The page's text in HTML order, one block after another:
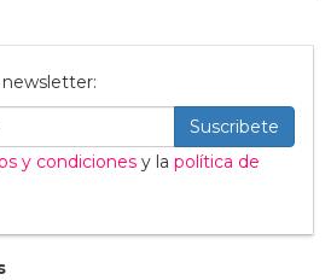
Suscribete
y condiciones y la política de